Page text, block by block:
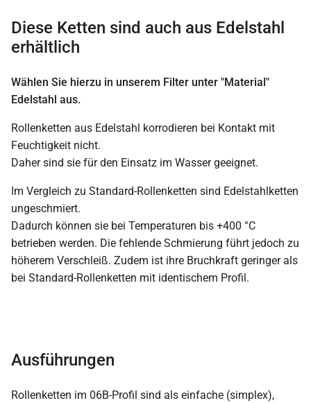
Diese Ketten sind auch aus Edelstahl
erhältlich
Wählen Sie hierzu in unserem Filter unter "Material"
Edelstahl aus.
Rollenketten aus Edelstahl korrodieren bei Kontakt mit
Feuchtigkeit nicht.
Daher sind sie für den Einsatz im Wasser geeignet.
Im Vergleich zu Standard-Rollenketten sind Edelstahlketten
ungeschmiert.
Dadurch können sie bei Temperaturen bis +400 °C
betrieben werden. Die fehlende Schmierung führt jedoch zu
höherem Verschleiß. Zudem ist ihre Bruchkraft geringer als
bei Standard-Rollenketten mit identischem Profil.
Ausführungen
Rollenketten im 06B-Profil sind als einfache (simplex),